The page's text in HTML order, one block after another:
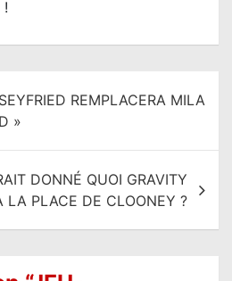
!
REMPLACERA MILA
»
DONNÉ QUOI GRAVITY
LA PLACE DE CLOONEY ?